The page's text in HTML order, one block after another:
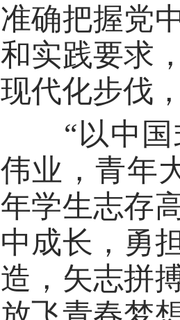
准确把握党
和实践要求
现代化步伐
“以中国
伟业，青年
年学生志存
中成长，勇
造，矢志拼